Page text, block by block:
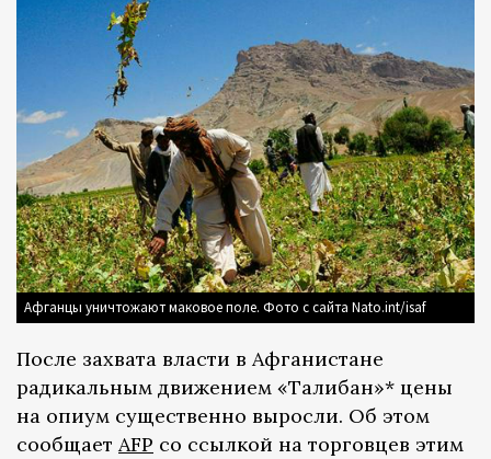
Афганцы уничтожают маковое поле. Фото с сайта Nato.int/isaf
После захвата власти в Афганистане
радикальным движением «Талибан»* цены
на опиум существенно выросли. Об этом
сообщает AFP со ссылкой на торговцев этим